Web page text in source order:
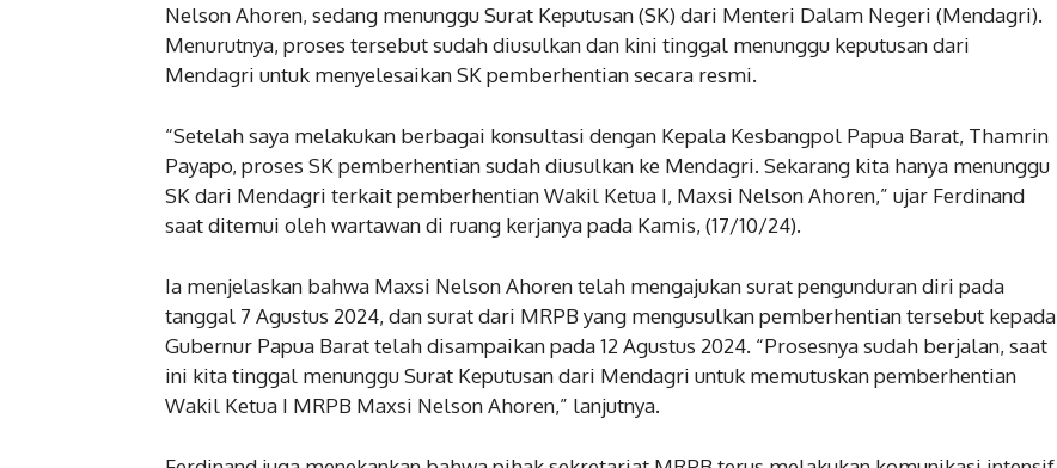
Nelson Ahoren, sedang menunggu Surat Keputusan (SK) dari Menteri Dalam Negeri (Mendagri).
Menurutnya, proses tersebut sudah diusulkan dan kini tinggal menunggu keputusan dari
Mendagri untuk menyelesaikan SK pemberhentian secara resmi.
“Setelah saya melakukan berbagai konsultasi dengan Kepala Kesbangpol Papua Barat, Thamrin
Payapo, proses SK pemberhentian sudah diusulkan ke Mendagri. Sekarang kita hanya menunggu
SK dari Mendagri terkait pemberhentian Wakil Ketua I, Maxsi Nelson Ahoren,” ujar Ferdinand
saat ditemui oleh wartawan di ruang kerjanya pada Kamis, (17/10/24).
Ia menjelaskan bahwa Maxsi Nelson Ahoren telah mengajukan surat pengunduran diri pada
tanggal 7 Agustus 2024, dan surat dari MRPB yang mengusulkan pemberhentian tersebut kepada
Gubernur Papua Barat telah disampaikan pada 12 Agustus 2024. “Prosesnya sudah berjalan, saat
ini kita tinggal menunggu Surat Keputusan dari Mendagri untuk memutuskan pemberhentian
Wakil Ketua I MRPB Maxsi Nelson Ahoren,” lanjutnya.